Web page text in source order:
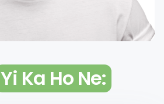
Yi Ka Ho Ne: